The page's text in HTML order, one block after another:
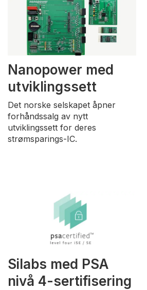
Nanopower med
utviklingssett
Det norske selskapet åpner
forhåndssalg av nytt
utviklingssett for deres
strømsparings-IC.
Silabs med PSA
nivå 4-sertifisering